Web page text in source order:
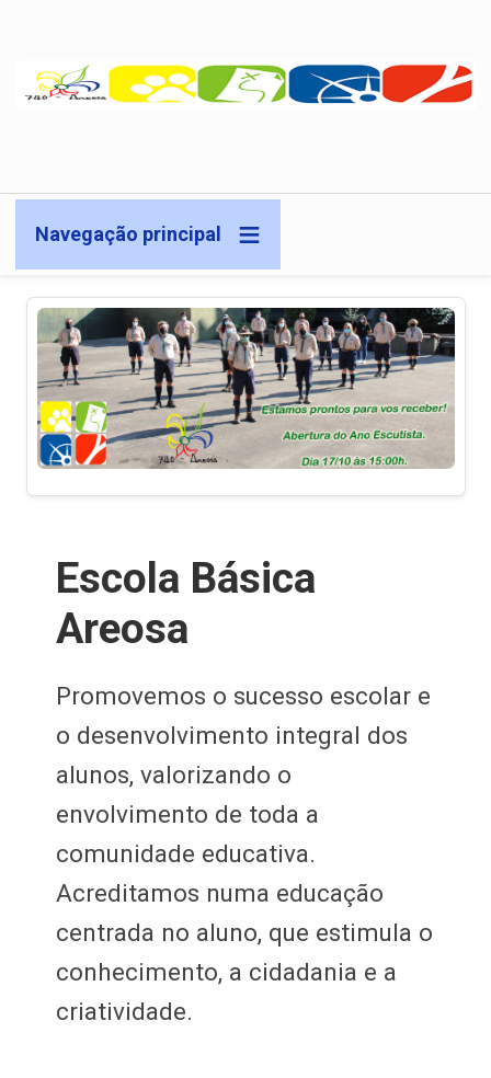
Navegação principal
escolar e
dos
estimula o
e a
Atividades e
Desenvolvemos
inovadoras nas áreas
ciências, artes e
estimulam o
e a aprendizagem
Anterior